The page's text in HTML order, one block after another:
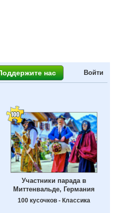
нас Войти
Участники парада в
Миттенвальде, Германия
100 кусочков - Классика